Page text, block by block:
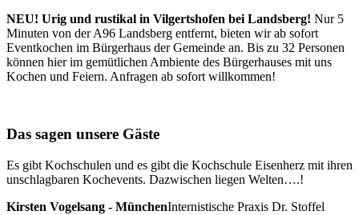
NEU! Urig und rustikal in Vilgertshofen bei Landsberg! Nur 5
Minuten von der A96 Landsberg entfernt, bieten wir ab sofort
Eventkochen im Bürgerhaus der Gemeinde an. Bis zu 32 Personen
können hier im gemütlichen Ambiente des Bürgerhauses mit uns
Kochen und Feiern. Anfragen ab sofort willkommen!
Das sagen unsere Gäste
Es gibt Kochschulen und es gibt die Kochschule Eisenherz mit ihren
unschlagbaren Kochevents. Dazwischen liegen Welten….!
Kirsten Vogelsang - MünchenInternistische Praxis Dr. Stoffel